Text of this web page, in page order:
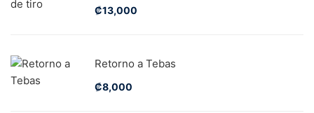
₡13,000
Retorno a Tebas
₡8,000